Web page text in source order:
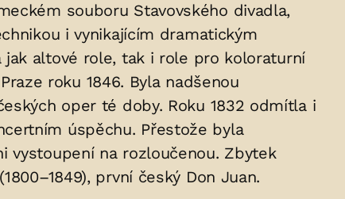
souboru Stavovského divadla,
i vynikajícím dramatickým
jak altové role, tak i role pro koloraturní
roku 1846. Byla nadšenou
oper té doby. Roku 1832 odmítla i
úspěchu. Přestože byla
vystoupení na rozloučenou. Zbytek
první český Don Juan.